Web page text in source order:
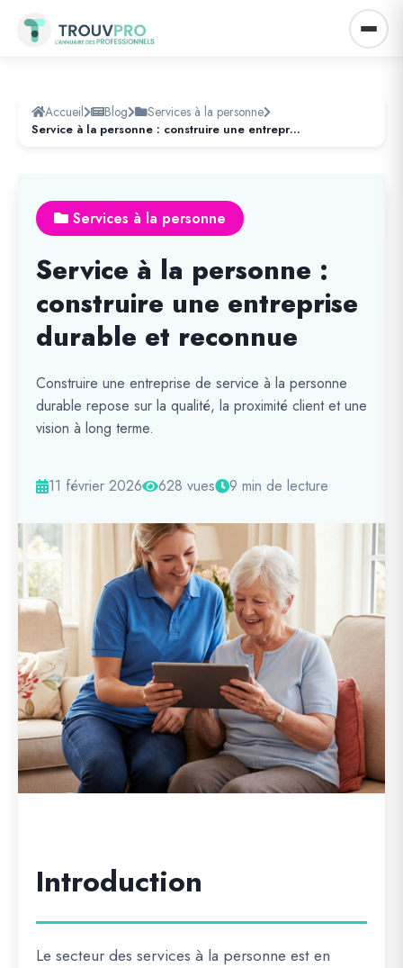
Accueil Blog Services à la personne
Service à la personne : construire une entreprise durable et reconnue
Services à la personne
Service à la personne :
construire une entreprise
durable et reconnue
Construire une entreprise de service à la personne
durable repose sur la qualité, la proximité client et une
vision à long terme.
11 février 2026 628 vues 9 min de lecture
Introduction
Le secteur des services à la personne est en